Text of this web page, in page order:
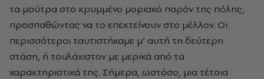
τα μούτρα στο κρυμμένο μοριακό παρόν της πόλης,
προσπαθώντας να το επεκτείνουν στο μέλλον. Οι
περισσότεροι ταυτιστήκαμε μ’ αυτή τη δεύτερη
στάση, ή τουλάχιστον με μερικά από τα
χαρακτηριστικά της. Σήμερα, ωστόσο, μια τέτοια